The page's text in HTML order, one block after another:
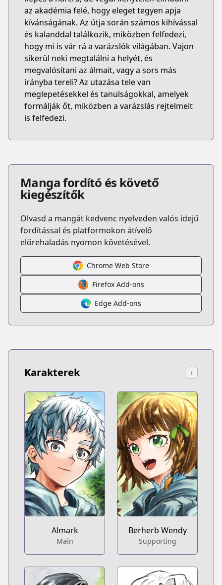
az akadémia felé, hogy eleget tegyen apja
kívánságának. Az útja során számos kihívással
és kalanddal találkozik, miközben felfedezi,
hogy mi is vár rá a varázslók világában. Vajon
sikerül neki megtalálni a helyét, és
megvalósítani az álmait, vagy a sors más
irányba tereli? Az utazása tele van
meglepetésekkel és tanulságokkal, amelyek
formálják őt, miközben a varázslás rejtelmeit
is felfedezi.
Manga fordító és követő
kiegészítők
Olvasd a mangát kedvenc nyelveden valós idejű
fordítással és platformokon átívelő
előrehaladás nyomon követésével.
Chrome Web Store
Firefox Add-ons
Edge Add-ons
Karakterek ↓
Almark
Main
Berherb Wendy
Supporting